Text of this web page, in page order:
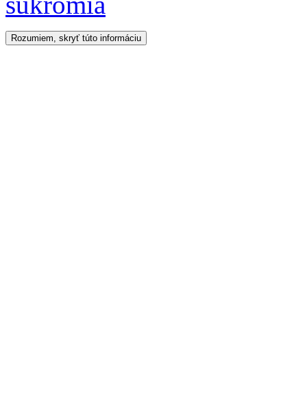
Rozumiem, skryť túto informáciu